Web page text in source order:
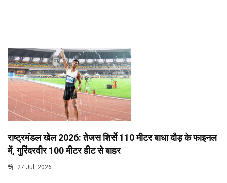
राष्ट्रमंडल खेल 2026: तेजस शिर्से 110 मीटर बाधा दौड़ के फाइनल
में, गुरिंदरवीर 100 मीटर हीट से बाहर
27 Jul, 2026